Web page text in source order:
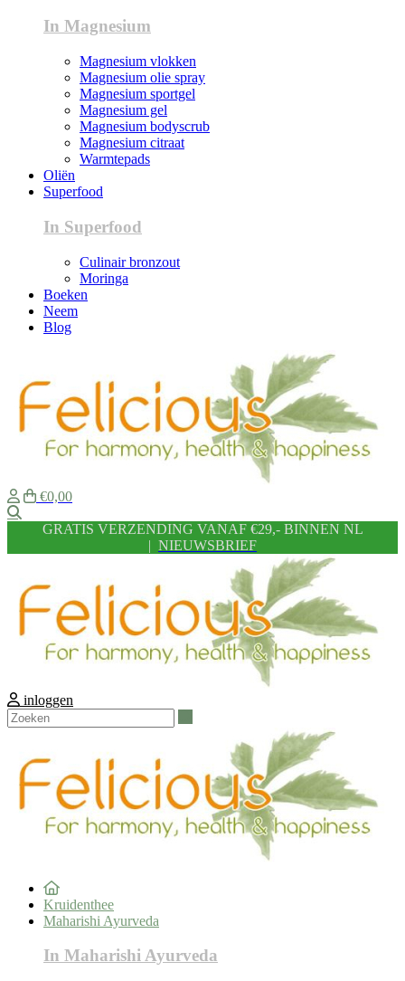
In Magnesium
Magnesium vlokken
Magnesium olie spray
Magnesium sportgel
Magnesium gel
Magnesium bodyscrub
Magnesium citraat
Warmtepads
Oliën
Superfood
In Superfood
Culinair bronzout
Moringa
Boeken
Neem
Blog
€0,00
GRATIS VERZENDING VANAF €29,- BINNEN NL
| NIEUWSBRIEF
inloggen
Kruidenthee
Maharishi Ayurveda
In Maharishi Ayurveda